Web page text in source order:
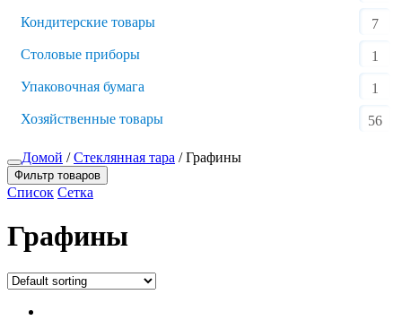
Кондитерские товары
7
Столовые приборы
1
Упаковочная бумага
1
Хозяйственные товары
56
Домой /Стеклянная тара / Графины
Фильтр товаров
Список Сетка
Графины